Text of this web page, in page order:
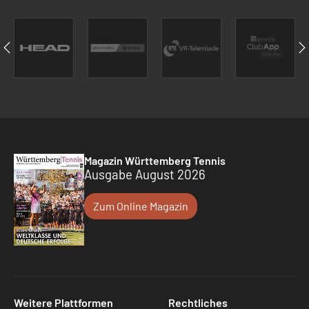
Magazin Württemberg Tennis
Ausgabe August 2026
Zum Online Magazin
Weitere Plattformen Rechtliches